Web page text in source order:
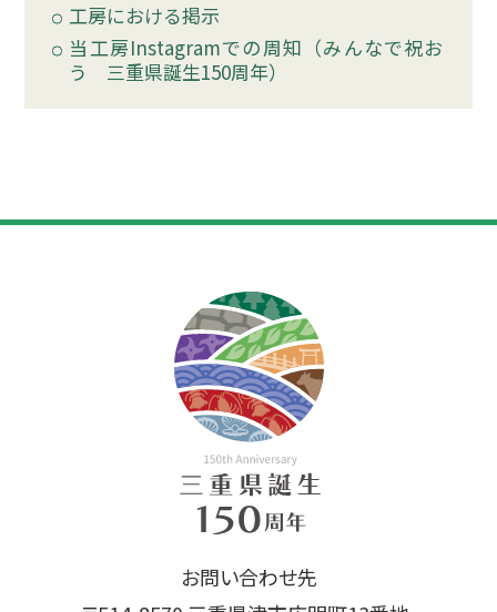
工房における掲示
当工房Instagramでの周知（みんなで祝お
う 三重県誕生150周年）
お問い合わせ先